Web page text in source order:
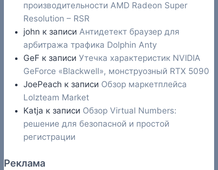
производительности AMD Radeon Super
Resolution – RSR
john к записи Антидетект браузер для
арбитража трафика Dolphin Anty
GeF к записи Утечка характеристик NVIDIA
GeForce «Blackwell», монструозный RTX 5090
JoePeach к записи Обзор маркетплейса
Lolzteam Market
Katja к записи Обзор Virtual Numbers:
решение для безопасной и простой
регистрации
Реклама